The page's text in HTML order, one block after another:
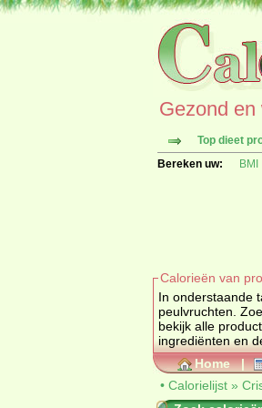
Gezond
Top dieet
Bereken uw:
BMI
Calorieën van
In onderstaande tabel
bekijk alle
Home |
• Calorielijst »